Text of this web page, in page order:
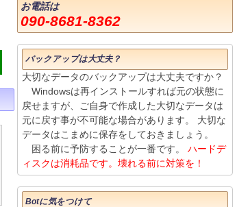
お電話は
090-8681-8362
バックアップは大丈夫？
大切なデータのバックアップは大丈夫ですか？
Windowsは再インストールすれば元の状態に
戻せますが、ご自身で作成した大切なデータは
元に戻す事が不可能な場合があります。 大切な
データはこまめに保存をしておきましょう。
困る前に予防することが一番です。 ハードデ
ィスクは消耗品です。壊れる前に対策を！
Botに気をつけて